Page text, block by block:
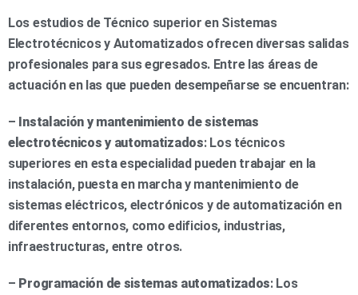
Los estudios de Técnico superior en Sistemas
Electrotécnicos y Automatizados ofrecen diversas salidas
profesionales para sus egresados. Entre las áreas de
actuación en las que pueden desempeñarse se encuentran:
– Instalación y mantenimiento de sistemas
electrotécnicos y automatizados: Los técnicos
superiores en esta especialidad pueden trabajar en la
instalación, puesta en marcha y mantenimiento de
sistemas eléctricos, electrónicos y de automatización en
diferentes entornos, como edificios, industrias,
infraestructuras, entre otros.
– Programación de sistemas automatizados: Los